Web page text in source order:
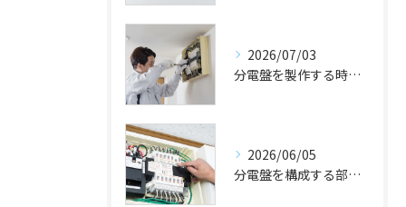
2026/07/03
分電盤を製作する時の流れを解説
2026/06/05
分電盤を構成する部品は？